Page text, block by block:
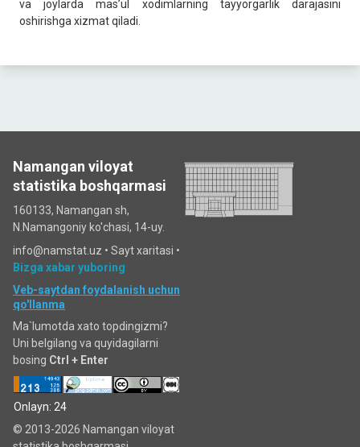
va joylarda mas’ul xodimlarning tayyorgarlik darajasini
oshirishga xizmat qiladi.
Namangan viloyat
statistika boshqarmasi
160133, Namangan sh,
N.Namangoniy ko'chasi, 14-uy.
info@namstat.uz • Sayt xaritasi •
Bizga xabar yuboring
Veb-saytdan foydalanish uchun
qo'llanma
Ma`lumotda xato topdingizmi?
Uni belgilang va quyidagilarni
bosing Ctrl + Enter
Onlayn: 24
© 2013-2026 Namangan viloyat